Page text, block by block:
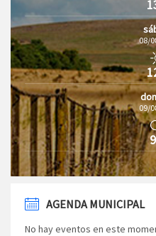
08/
09/
AGENDA MUNICIPAL
No hay eventos en este